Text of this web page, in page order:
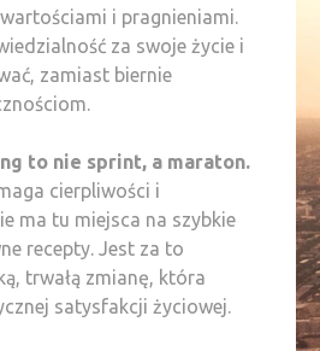
i pragnieniami.
za swoje życie i
zamiast biernie
to nie sprint, a maraton.
cierpliwości i
ma tu miejsca na szybkie
recepty. Jest za to
trwałą zmianę, która
satysfakcji życiowej.